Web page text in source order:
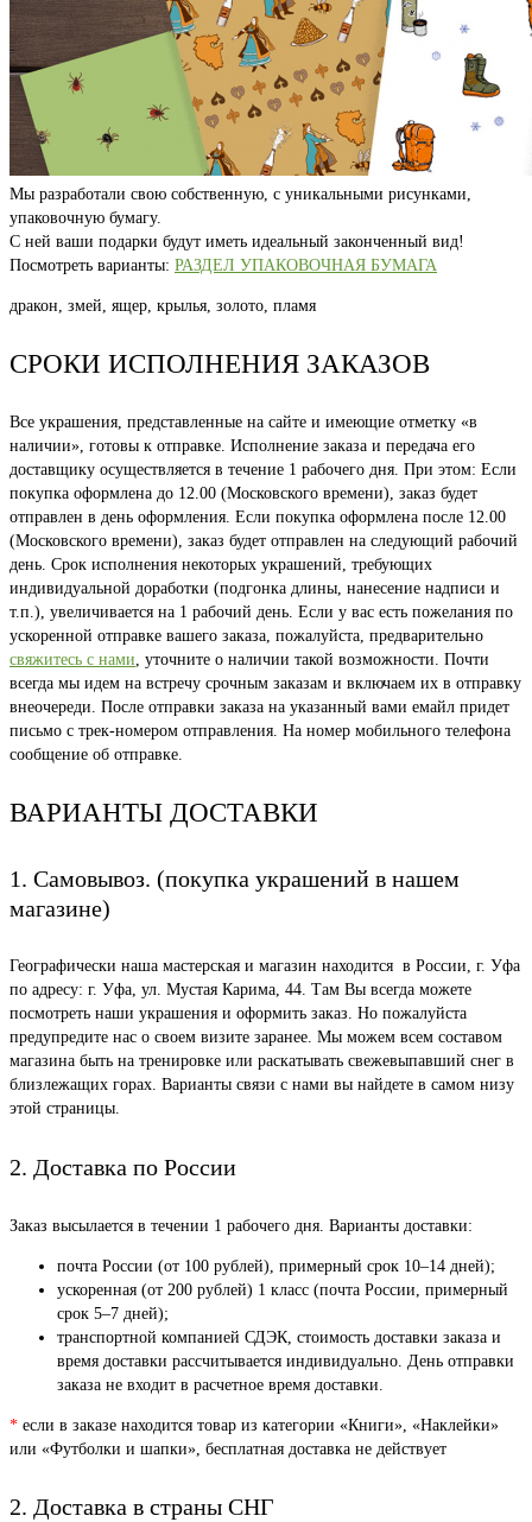
Мы разработали свою собственную, с уникальными рисунками,
упаковочную бумагу.
С ней ваши подарки будут иметь идеальный законченный вид!
Посмотреть варианты: РАЗДЕЛ УПАКОВОЧНАЯ БУМАГА
дракон, змей, ящер, крылья, золото, пламя
СРОКИ ИСПОЛНЕНИЯ ЗАКАЗОВ
Все украшения, представленные на сайте и имеющие отметку «в
наличии», готовы к отправке. Исполнение заказа и передача его
доставщику осуществляется в течение 1 рабочего дня. При этом: Если
покупка оформлена до 12.00 (Московского времени), заказ будет
отправлен в день оформления. Если покупка оформлена после 12.00
(Московского времени), заказ будет отправлен на следующий рабочий
день. Срок исполнения некоторых украшений, требующих
индивидуальной доработки (подгонка длины, нанесение надписи и
т.п.), увеличивается на 1 рабочий день. Если у вас есть пожелания по
ускоренной отправке вашего заказа, пожалуйста, предварительно
свяжитесь с нами, уточните о наличии такой возможности. Почти
всегда мы идем на встречу срочным заказам и включаем их в отправку
внеочереди. После отправки заказа на указанный вами емайл придет
письмо с трек-номером отправления. На номер мобильного телефона
сообщение об отправке.
ВАРИАНТЫ ДОСТАВКИ
1. Самовывоз. (покупка украшений в нашем
магазине)
Географически наша мастерская и магазин находится в России, г. Уфа
по адресу: г. Уфа, ул. Мустая Карима, 44. Там Вы всегда можете
посмотреть наши украшения и оформить заказ. Но пожалуйста
предупредите нас о своем визите заранее. Мы можем всем составом
магазина быть на тренировке или раскатывать свежевыпавший снег в
близлежащих горах. Варианты связи с нами вы найдете в самом низу
этой страницы.
2. Доставка по России
Заказ высылается в течении 1 рабочего дня. Варианты доставки:
почта России (от 100 рублей), примерный срок 10–14 дней);
ускоренная (от 200 рублей) 1 класс (почта России, примерный
срок 5–7 дней);
транспортной компанией СДЭК, стоимость доставки заказа и
время доставки рассчитывается индивидуально. День отправки
заказа не входит в расчетное время доставки.
* если в заказе находится товар из категории «Книги», «Наклейки»
или «Футболки и шапки», бесплатная доставка не действует
2. Доставка в страны СНГ